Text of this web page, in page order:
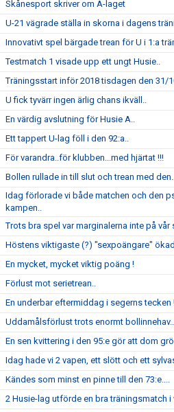
Skånesport skriver om A-laget
U-21 vägrade ställa in skorna i dagens
Innovativt spel bärgade trean för U i 1:a
Testmatch 1 visade upp ett ungt Husie..
Träningsstart inför 2018 tisdagen den 31/
U fick tyvärr ingen ärlig chans ikväll..
En värdig avslutning för Husie A..
Ett tappert U-lag föll i den 92:a..
För varandra..för klubben...med hjärtat !!!
Bollen rullade in till slut och trean med
Idag förlorade vi både matchen och den
kampen..
Trots bra spel var marginalerna inte på vår
Höstens viktigaste (?) "sexpoängare"
En mycket, mycket viktig poäng !
Förlust mot serietrean..
En underbar eftermiddag i segerns tecken
Uddamålsförlust trots enormt bollinnehav..
En sen kvittering i den 95:e gör att dom
Idag hade vi 2 vapen, ett slött och ett
Kändes som minst en pinne till den 73:e....
2 Husie-lag utförde en bra träningsmatch i